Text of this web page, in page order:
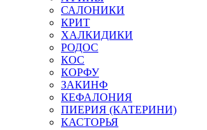
САЛОНИКИ
КРИТ
ХАЛКИДИКИ
РОДОС
КОС
КОРФУ
ЗАКИНФ
КЕФАЛОНИЯ
ПИЕРИЯ (КАТЕРИНИ)
КАСТОРЬЯ